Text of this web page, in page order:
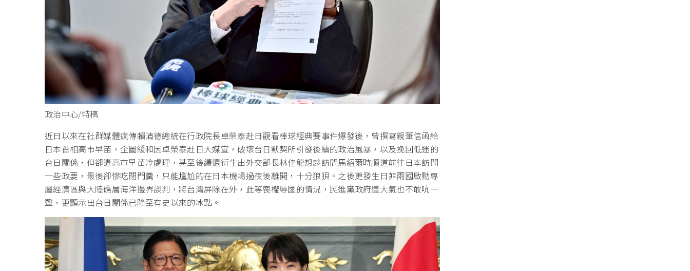
政治中心/特稿
近日以來在社群媒體瘋傳賴清德總統在行政院長卓榮泰赴日觀看棒球經典賽事件爆發後，曾撰寫親筆信函給
日本首相高市早苗，企圖緩和因卓榮泰赴日大媒宣，破壞台日默契所引發後續的政治風暴，以及挽回低迷的
台日關係，但卻遭高市早苗冷處理，甚至後續還衍生出外交部長林佳龍想趁訪問馬紹爾時順道前往日本訪問
一些政要，最後卻慘吃閉門羹，只能尷尬的在日本機場過夜後離開，十分狼狽。之後更發生日菲兩國啟動專
屬經濟區與大陸礁層海洋邊界談判，將台灣屏除在外，此等喪權辱國的情況，民進黨政府連大氣也不敢吭一
聲，更顯示出台日關係已降至有史以來的冰點。